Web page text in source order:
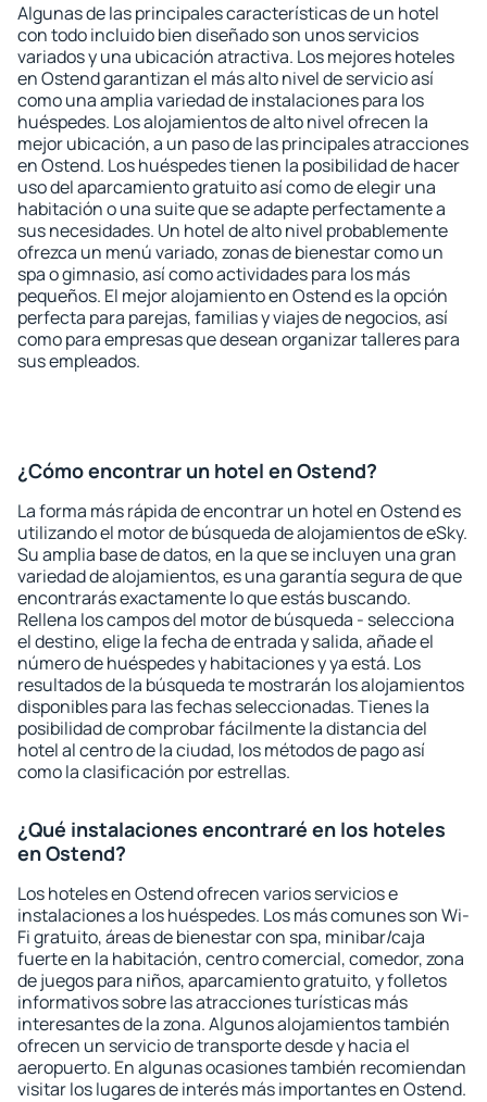
Algunas de las principales características de un hotel
con todo incluido bien diseñado son unos servicios
variados y una ubicación atractiva. Los mejores hoteles
en Ostend garantizan el más alto nivel de servicio así
como una amplia variedad de instalaciones para los
huéspedes. Los alojamientos de alto nivel ofrecen la
mejor ubicación, a un paso de las principales atracciones
en Ostend. Los huéspedes tienen la posibilidad de hacer
uso del aparcamiento gratuito así como de elegir una
habitación o una suite que se adapte perfectamente a
sus necesidades. Un hotel de alto nivel probablemente
ofrezca un menú variado, zonas de bienestar como un
spa o gimnasio, así como actividades para los más
pequeños. El mejor alojamiento en Ostend es la opción
perfecta para parejas, familias y viajes de negocios, así
como para empresas que desean organizar talleres para
sus empleados.
¿Cómo encontrar un hotel en Ostend?
La forma más rápida de encontrar un hotel en Ostend es
utilizando el motor de búsqueda de alojamientos de eSky.
Su amplia base de datos, en la que se incluyen una gran
variedad de alojamientos, es una garantía segura de que
encontrarás exactamente lo que estás buscando.
Rellena los campos del motor de búsqueda - selecciona
el destino, elige la fecha de entrada y salida, añade el
número de huéspedes y habitaciones y ya está. Los
resultados de la búsqueda te mostrarán los alojamientos
disponibles para las fechas seleccionadas. Tienes la
posibilidad de comprobar fácilmente la distancia del
hotel al centro de la ciudad, los métodos de pago así
como la clasificación por estrellas.
¿Qué instalaciones encontraré en los hoteles
en Ostend?
Los hoteles en Ostend ofrecen varios servicios e
instalaciones a los huéspedes. Los más comunes son Wi-
Fi gratuito, áreas de bienestar con spa, minibar/caja
fuerte en la habitación, centro comercial, comedor, zona
de juegos para niños, aparcamiento gratuito, y folletos
informativos sobre las atracciones turísticas más
interesantes de la zona. Algunos alojamientos también
ofrecen un servicio de transporte desde y hacia el
aeropuerto. En algunas ocasiones también recomiendan
visitar los lugares de interés más importantes en Ostend.